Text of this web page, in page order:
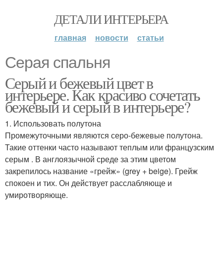
ДЕТАЛИ ИНТЕРЬЕРА
главная новости статьи
Серая спальня
Серый и бежевый цвет в
интерьере. Как красиво сочетать
бежевый и серый в интерьере?
1. Использовать полутона
Промежуточными являются серо-бежевые полутона.
Такие оттенки часто называют теплым или французским
серым . В англоязычной среде за этим цветом
закрепилось название «грейж» (grey + beige). Грейж
спокоен и тих. Он действует расслабляюще и
умиротворяюще.